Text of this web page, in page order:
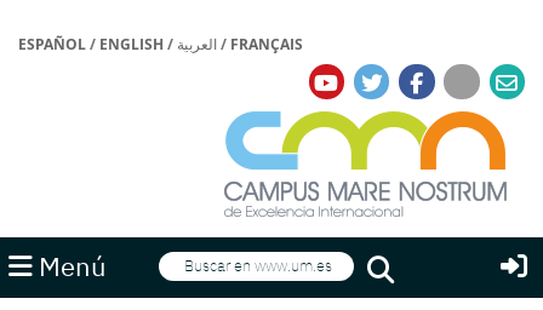
ESPAÑOL/ ENGLISH / العربية/ FRANÇAIS
Menú Buscar
Buscar